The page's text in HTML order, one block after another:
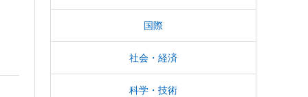
国際
社会・経済
科学・技術